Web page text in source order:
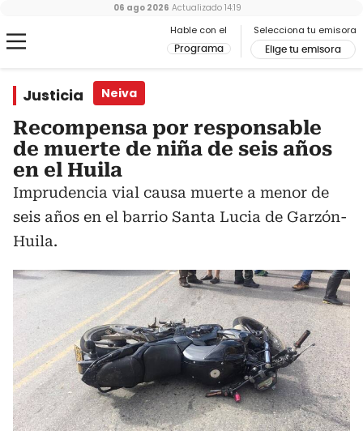
Hable con el
Programa
Selecciona tu emisora
Elige tu emisora
06 ago 2026 Actualizado 14:19
Justicia Neiva
Recompensa por responsable
de muerte de niña de seis años
en el Huila
Imprudencia vial causa muerte a menor de
seis años en el barrio Santa Lucia de Garzón-
Huila.